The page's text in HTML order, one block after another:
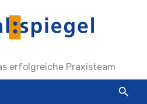
erfolgreiche Praxisteam